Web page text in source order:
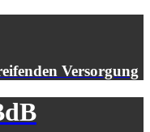
Versorgung